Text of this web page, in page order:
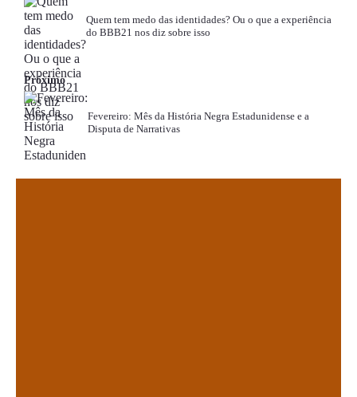
Quem tem medo das identidades? Ou o que a experiência
do BBB21 nos diz sobre isso
Próximo
Fevereiro: Mês da História Negra Estadunidense e a
Disputa de Narrativas